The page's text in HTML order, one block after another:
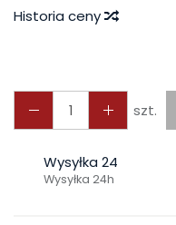
Historia ceny
szt.
Wysyłka 24
Wysyłka 24h